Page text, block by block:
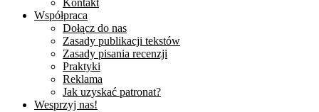
Kontakt
Współpraca
Dołącz do nas
Zasady publikacji tekstów
Zasady pisania recenzji
Praktyki
Reklama
Jak uzyskać patronat?
Wesprzyj nas!